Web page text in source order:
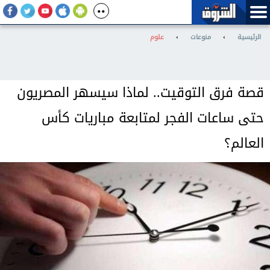
الرئيسية › منوعات › علوم
قصة فرق التوقيت.. لماذا سيسهر المصريون
حتى ساعات الفجر لمتابعة مباريات كأس
العالم؟